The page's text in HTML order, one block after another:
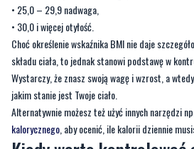
składu ciała, to jednak stanowi podstawę w
Wystarczy, że znasz swoją wagę i wzrost, a
jakim stanie jest Twoje ciało.
Alternatywnie możesz też użyć innych narzędzi
kalorycznego, aby ocenić, ile kalorii dziennie
Kiedy warto kontrolować
często to robić?
Nie ma jednej, odgórnie ustalonej częstotliwości